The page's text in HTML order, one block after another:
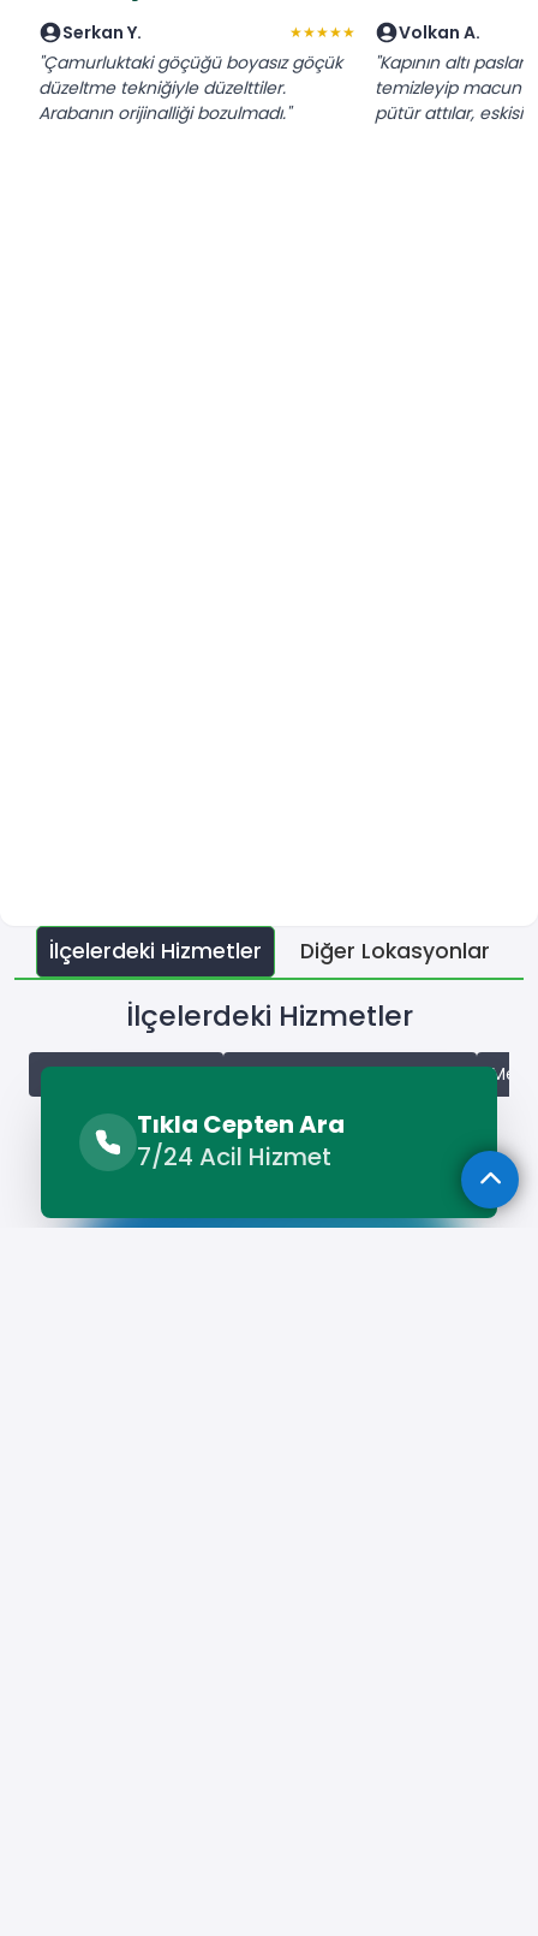
Serkan Y. ★★★★★
"Çamurluktaki göçüğü boyasız göçük
düzeltme tekniğiyle düzelttiler.
Arabanın orijinalliği bozulmadı."
Volkan A.
"Kapının altı
temizleyip macun
pütür attılar,
Tıkla Cepten Ara
7/24 Acil Hizmet
İlçelerdeki Hizmetler Diğer Lokasyonlar
İlçelerdeki Hizmetler
Aralık Oto Kaportacı Karakoyunlu Oto Kaportacı